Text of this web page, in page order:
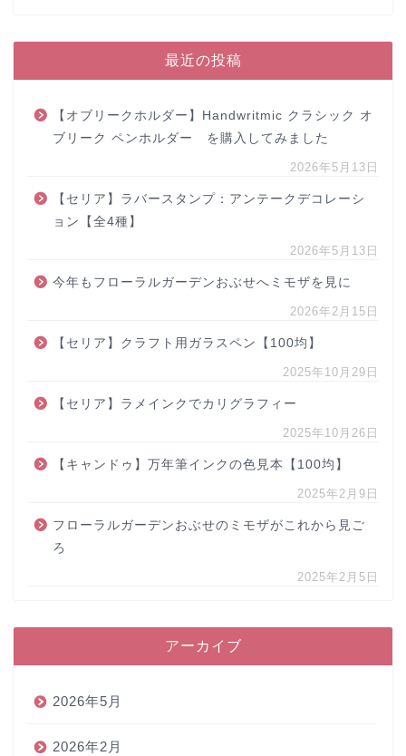
最近の投稿
【オブリークホルダー】Handwritmic クラシック オ
ブリーク ペンホルダー を購入してみました
2026年5月13日
【セリア】ラバースタンプ：アンテークデコレーシ
ョン【全4種】
2026年5月13日
今年もフローラルガーデンおぶせへミモザを見に
2026年2月15日
【セリア】クラフト用ガラスペン【100均】
2025年10月29日
【セリア】ラメインクでカリグラフィー
2025年10月26日
【キャンドゥ】万年筆インクの色見本【100均】
2025年2月9日
フローラルガーデンおぶせのミモザがこれから見ご
ろ
2025年2月5日
アーカイブ
2026年5月
2026年2月